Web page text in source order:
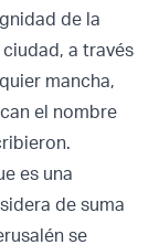
de la
a través
mancha,
el nombre
es una
de suma
se